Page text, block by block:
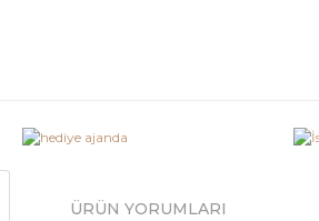
ÜRÜN YORUMLARI